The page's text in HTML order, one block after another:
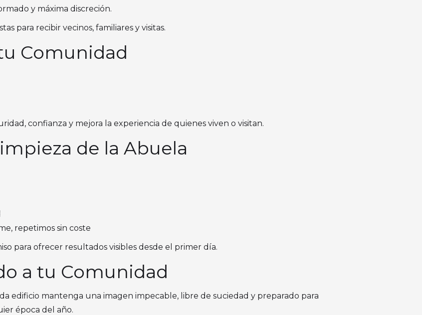
y máxima discreción.
para recibir vecinos, familiares y visitas.
Comunidad
confianza y mejora la experiencia de quienes viven o visitan.
de la Abuela
repetimos sin coste
para ofrecer resultados visibles desde el primer día.
a tu Comunidad
edificio mantenga una imagen impecable, libre de suciedad y preparado para
época del año.